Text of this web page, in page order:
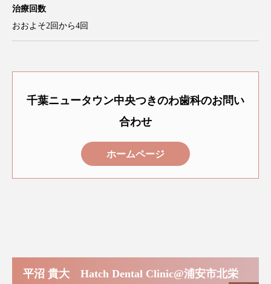
治療回数
おおよそ2回から4回
千葉ニュータウン中央つきのわ歯科のお問い
合わせ
ホームページ
平沼 貴大 Hatch Dental Clinic@浦安市北栄